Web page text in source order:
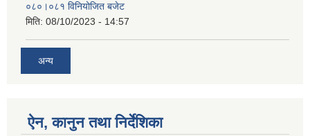
०८०।०८१ विनियोजित बजेट
मिति: 08/10/2023 - 14:57
अन्य
ऐन, कानुन तथा निर्देशिका